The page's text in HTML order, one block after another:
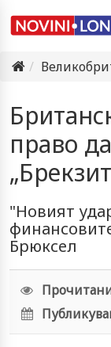
право
"Новият
Брюксел